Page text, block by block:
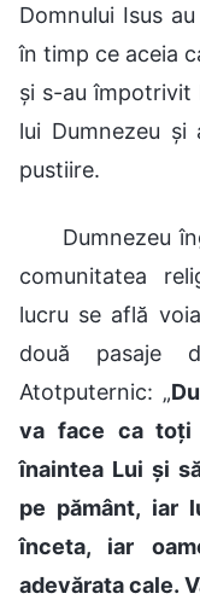
Domnului Isus
în timp ce aceia
și s-au împotrivit
lui Dumnezeu
pustiire.
Dumnezeu
comunitatea
lucru se află
două pasaje
Atotputernic: „
va face ca toți
înaintea Lui și
pe pământ, iar
înceta, iar
adevărata cale.